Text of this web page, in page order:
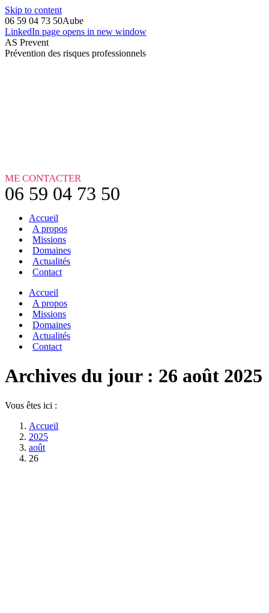
Skip to content
06 59 04 73 50Aube
LinkedIn page opens in new window
AS Prevent
Prévention des risques professionnels
ME CONTACTER
06 59 04 73 50
Accueil
A propos
Missions
Domaines
Actualités
Contact
Accueil
A propos
Missions
Domaines
Actualités
Contact
Archives du jour : 26 août 2025
Vous êtes ici :
Accueil
2025
août
26